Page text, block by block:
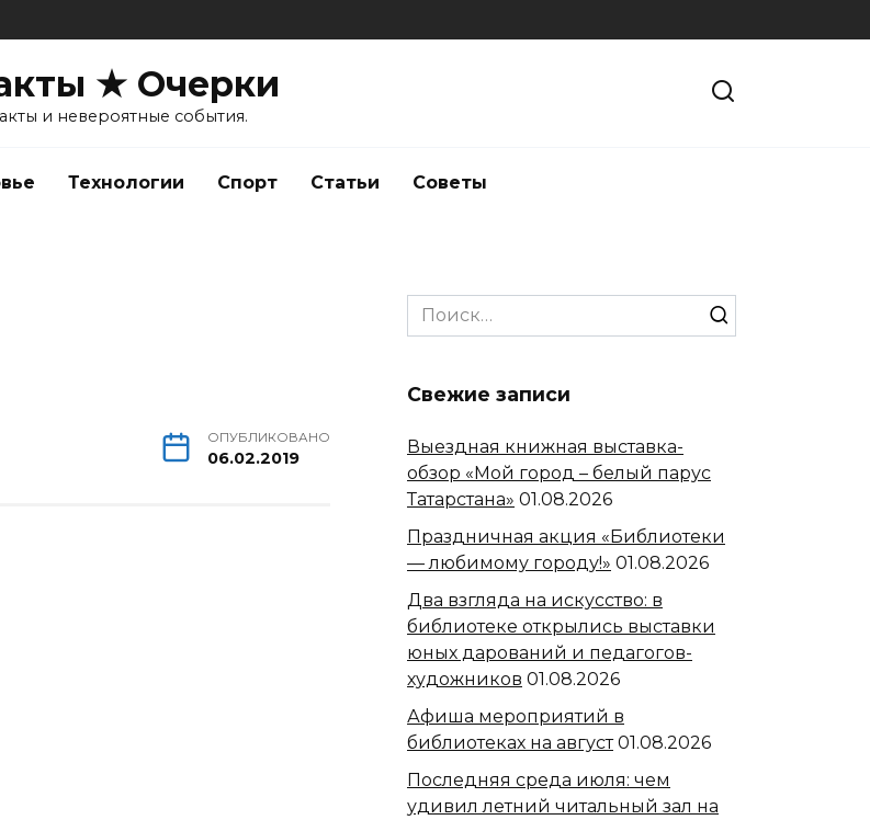
★ Очерки
и невероятные события.
Технологии Спорт Статьи Советы
ОПУБЛИКОВАНО
06.02.2019
Search
for:
Свежие записи
Выездная книжная выставка-
обзор «Мой город – белый парус
Татарстана» 01.08.2026
Праздничная акция «Библиотеки
— любимому городу!» 01.08.2026
Два взгляда на искусство: в
библиотеке открылись выставки
юных дарований и педагогов-
художников 01.08.2026
Афиша мероприятий в
библиотеках на август 01.08.2026
Последняя среда июля: чем
удивил летний читальный зал на